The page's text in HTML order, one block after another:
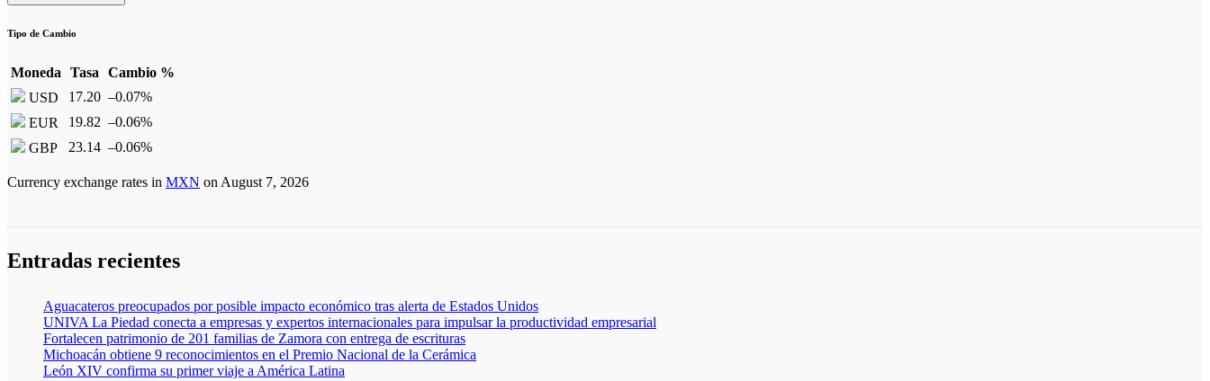
Tipo de Cambio
Moneda Tasa
Cambio %
USD
17.20 –0.07%
EUR
19.82 –0.06%
GBP
23.14 –0.06%
Currency exchange rates in MXN on August 7, 2026
Entradas recientes
Aguacateros preocupados por posible impacto económico tras alerta de Estados Unidos
UNIVA La Piedad conecta a empresas y expertos internacionales para impulsar la productividad empresarial
Fortalecen patrimonio de 201 familias de Zamora con entrega de escrituras
Michoacán obtiene 9 reconocimientos en el Premio Nacional de la Cerámica
León XIV confirma su primer viaje a América Latina